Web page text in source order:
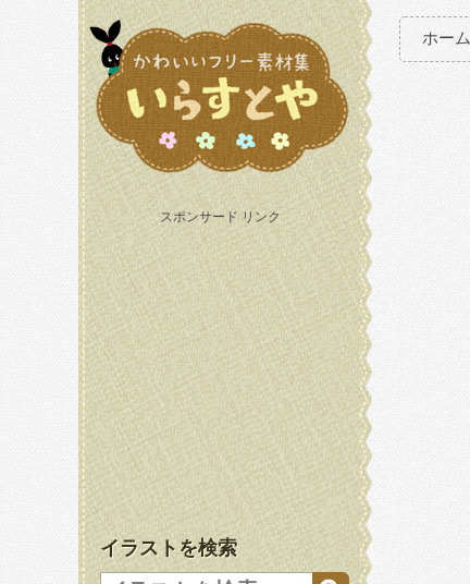
スポンサード リンク
イラストを検索
ホーム